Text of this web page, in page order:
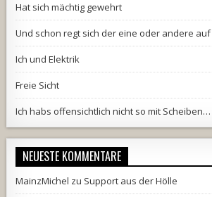
Hat sich mächtig gewehrt
Und schon regt sich der eine oder andere auf
Ich und Elektrik
Freie Sicht
Ich habs offensichtlich nicht so mit Scheiben…
NEUESTE KOMMENTARE
MainzMichel zu Support aus der Hölle